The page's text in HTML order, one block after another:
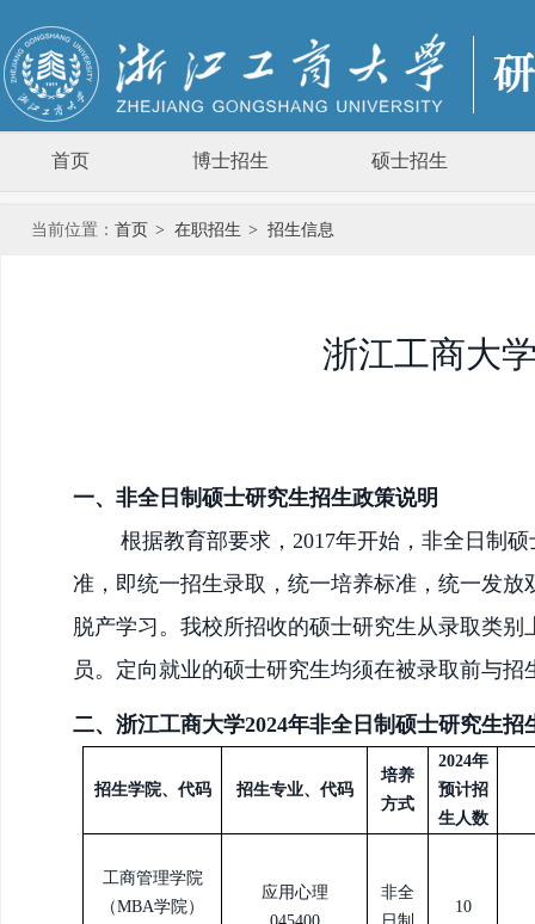
首页 博士招生 硕士招生
当前位置： 首页 > 在职招生 > 招生信息
浙江工商大
一、非全日制硕士研究生招生政策说明
根据教育部要求， 2017年开始，非全日制
准，即统一招生录取，统一培养标准，统一发
脱产学习。我校所招收的硕士研究生从录取类
员。定向就业的硕士研究生均须在被录取前与
二、浙江工商大学2024年非全日制硕士研究生招
招生学院、代码 招生专业、代码
培养
方式
2024年
预计招
生人数
工商管理学院
（MBA学院）
应用心理
非全
10